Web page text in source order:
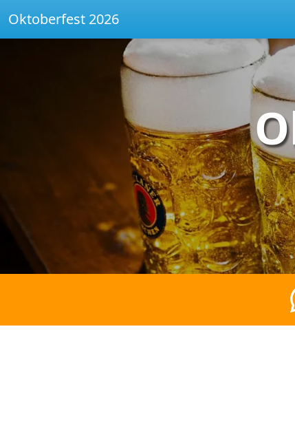
Oktoberfest 2026